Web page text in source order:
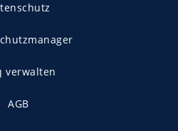
verwalten
AGB